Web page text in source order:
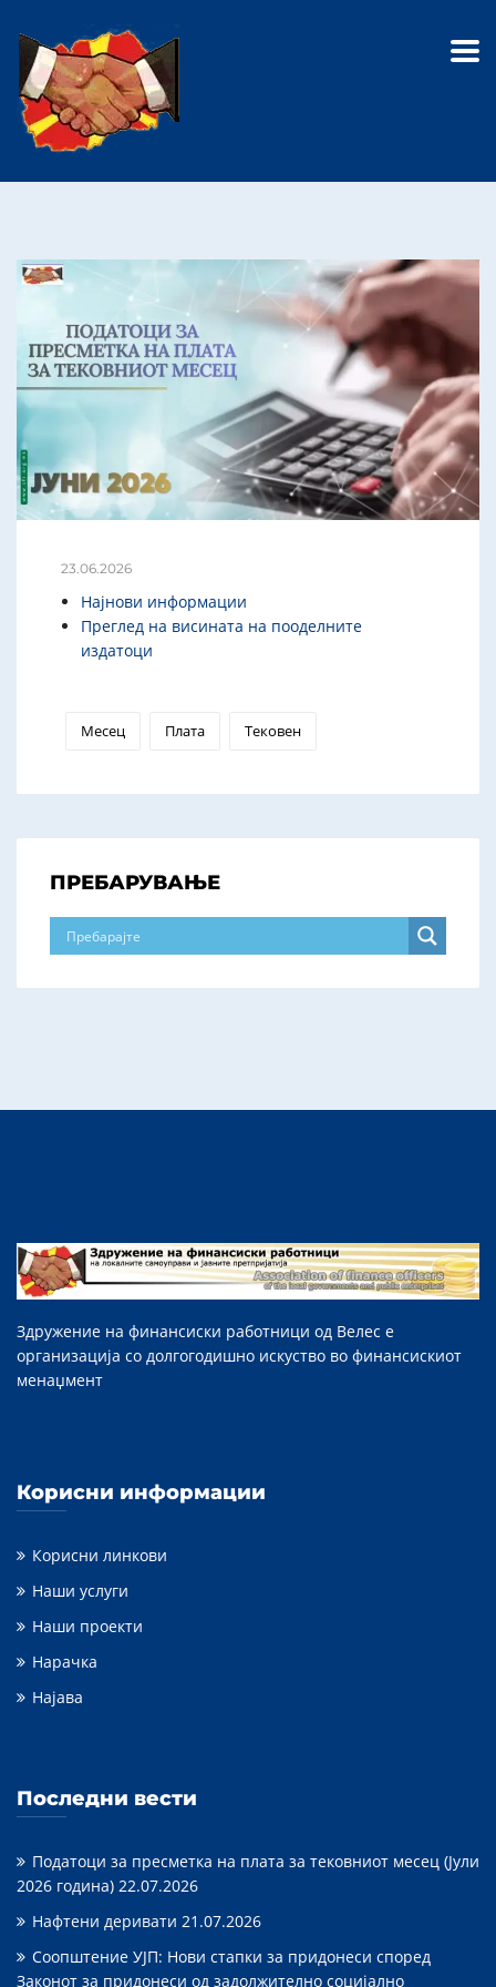
23.06.2026
Најнови информации
Преглед на висината на пооделните
издатоци
Месец Плата Тековен
ПРЕБАРУВАЊЕ
Здружение на финансиски работници од Велес е
организација со долгогодишно искуство во финансискиот
менаџмент
Корисни информации
Корисни линкови
Наши услуги
Наши проекти
Нарачка
Најава
Последни вести
Податоци за пресметка на плата за тековниот месец (Јули
2026 година) 22.07.2026
Нафтени деривати 21.07.2026
Соопштение УЈП: Нови стапки за придонеси според
Законот за придонеси од задолжително социјално